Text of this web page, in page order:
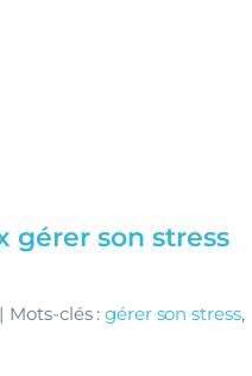
gérer son stress
| Mots-clés :gérer son stress,